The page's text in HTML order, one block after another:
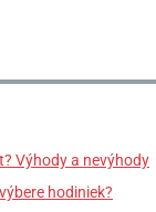
Výhody a nevýhody
hodiniek?